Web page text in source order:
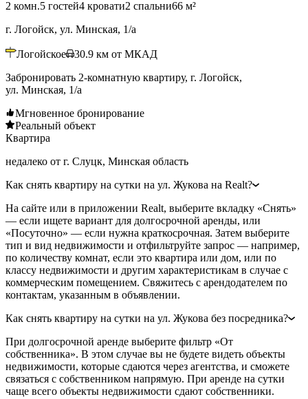
2 комн.5 гостей4 кровати2 спальни66 м²
г. Логойск, ул. Минская, 1/а
Логойское 30.9 км от МКАД
Забронировать 2-комнатную квартиру, г. Логойск,
ул. Минская, 1/а
Мгновенное бронирование
Реальный объект
Квартира
недалеко от г. Слуцк, Минская область
Как снять квартиру на сутки на ул. Жукова на Realt?
На сайте или в приложении Realt, выберите вкладку «Снять»
— если ищете вариант для долгосрочной аренды, или
«Посуточно» — если нужна краткосрочная. Затем выберите
тип и вид недвижимости и отфильтруйте запрос — например,
по количеству комнат, если это квартира или дом, или по
классу недвижимости и другим характеристикам в случае с
коммерческим помещением. Свяжитесь с арендодателем по
контактам, указанным в объявлении.
Как снять квартиру на сутки на ул. Жукова без посредника?
При долгосрочной аренде выберите фильтр «От
собственника». В этом случае вы не будете видеть объекты
недвижимости, которые сдаются через агентства, и сможете
связаться с собственником напрямую. При аренде на сутки
чаще всего объекты недвижимости сдают собственники.